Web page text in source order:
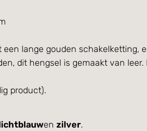
lange gouden schakelketting,
dit hengsel is gemaakt van leer.
product).
en zilver.